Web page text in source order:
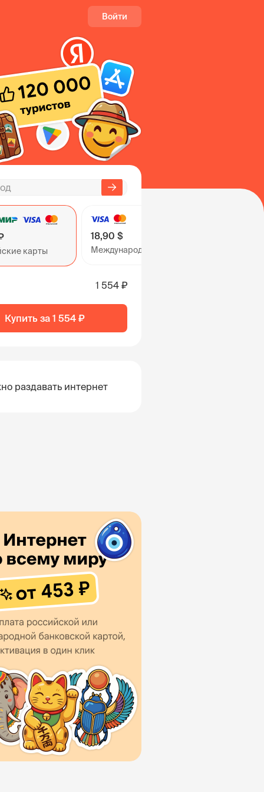
Войти
карты
18,90 $
Международные карты
1 554 ₽
Купить за 1 554 ₽
раздавать интернет